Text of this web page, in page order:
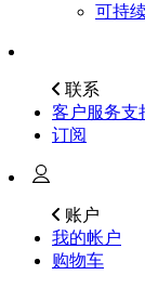
可持
联系
客户服务支
订阅
账户
我的帐户
购物车